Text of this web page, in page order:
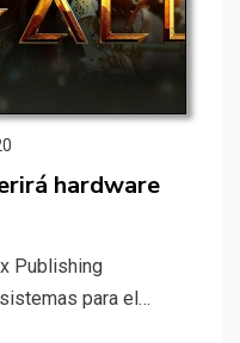
hardware
Publishing
para el…